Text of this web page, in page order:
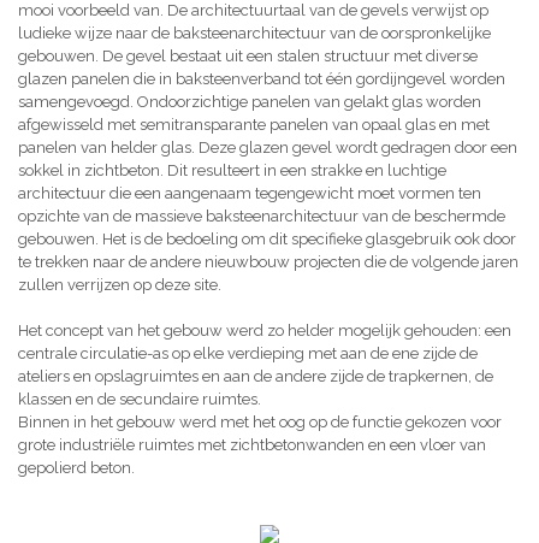
mooi voorbeeld van. De architectuurtaal van de gevels verwijst op
ludieke wijze naar de baksteenarchitectuur van de oorspronkelijke
gebouwen. De gevel bestaat uit een stalen structuur met diverse
glazen panelen die in baksteenverband tot één gordijngevel worden
samengevoegd. Ondoorzichtige panelen van gelakt glas worden
afgewisseld met semitransparante panelen van opaal glas en met
panelen van helder glas. Deze glazen gevel wordt gedragen door een
sokkel in zichtbeton. Dit resulteert in een strakke en luchtige
architectuur die een aangenaam tegengewicht moet vormen ten
opzichte van de massieve baksteenarchitectuur van de beschermde
gebouwen. Het is de bedoeling om dit specifieke glasgebruik ook door
te trekken naar de andere nieuwbouw projecten die de volgende jaren
zullen verrijzen op deze site.
Het concept van het gebouw werd zo helder mogelijk gehouden: een
centrale circulatie-as op elke verdieping met aan de ene zijde de
ateliers en opslagruimtes en aan de andere zijde de trapkernen, de
klassen en de secundaire ruimtes.
Binnen in het gebouw werd met het oog op de functie gekozen voor
grote industriële ruimtes met zichtbetonwanden en een vloer van
gepolierd beton.